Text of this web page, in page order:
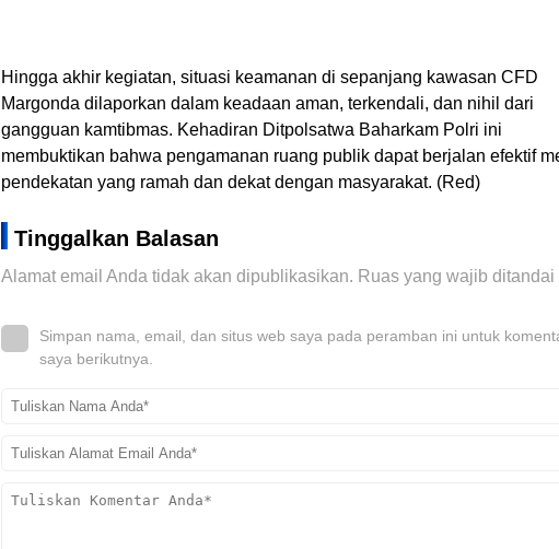
Hingga akhir kegiatan, situasi keamanan di sepanjang kawasan CFD
Margonda dilaporkan dalam keadaan aman, terkendali, dan nihil dari
gangguan kamtibmas. Kehadiran Ditpolsatwa Baharkam Polri ini
membuktikan bahwa pengamanan ruang publik dapat berjalan efektif
pendekatan yang ramah dan dekat dengan masyarakat. (Red)
Tinggalkan Balasan
Alamat email Anda tidak akan dipublikasikan. Ruas yang wajib ditandai
Simpan nama, email, dan situs web saya pada peramban ini untuk
saya berikutnya.